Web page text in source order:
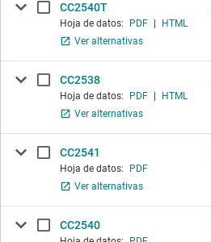
CC2540T
Hoja de datos: PDF
HTML
Ver alternativas
CC2538
Hoja de datos: PDF
HTML
Ver alternativas
CC2541
Hoja de datos:
PDF
Ver alternativas
CC2540